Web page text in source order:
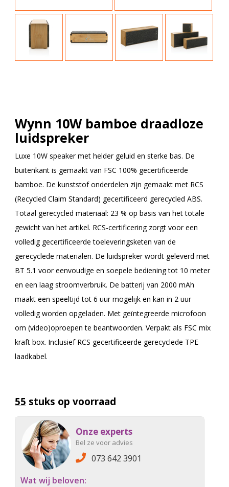
Wynn 10W bamboe draadloze
luidspreker
Luxe 10W speaker met helder geluid en sterke bas. De
buitenkant is gemaakt van FSC 100% gecertificeerde
bamboe. De kunststof onderdelen zijn gemaakt met RCS
(Recycled Claim Standard) gecertificeerd gerecycled ABS.
Totaal gerecycled materiaal: 23 % op basis van het totale
gewicht van het artikel. RCS-certificering zorgt voor een
volledig gecertificeerde toeleveringsketen van de
gerecyclede materialen. De luidspreker wordt geleverd met
BT 5.1 voor eenvoudige en soepele bediening tot 10 meter
en een laag stroomverbruik. De batterij van 2000 mAh
maakt een speeltijd tot 6 uur mogelijk en kan in 2 uur
volledig worden opgeladen. Met geïntegreerde microfoon
om (video)oproepen te beantwoorden. Verpakt als FSC mix
kraft box. Inclusief RCS gecertificeerde gerecyclede TPE
laadkabel.
55 stuks op voorraad
Onze experts
Bel ze voor advies
073 642 3901
Wat wij beloven: